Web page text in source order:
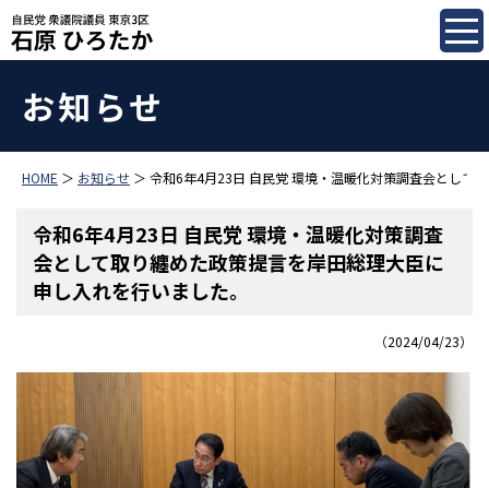
お知らせ
HOME ＞ お知らせ ＞ 令和6年4月23日 自民党 環境・温暖化対策調査会として
令和6年4月23日 自民党 環境・温暖化対策調査
会として取り纏めた政策提言を岸田総理大臣に
申し入れを行いました。
（2024/04/23）